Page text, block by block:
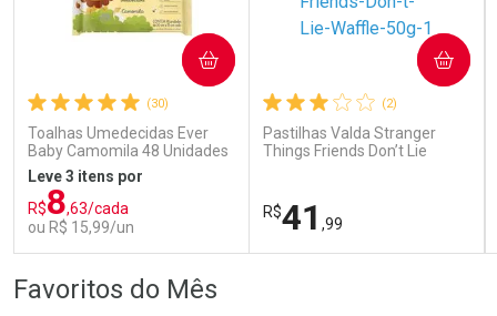
Comprar sem Desconto
Por R$ 110,99/cada
Comprar sem Desconto
Por R$ 110,99/cada
Comprar sem Desconto
Por R$ 117,99/cada
Comprar sem Desconto
Por R$ 117,99/cada
(30)
Toalhas Umedecidas Ever
Baby Camomila 48 Unidades
Leve 3 itens por
R$8,63/cada
ou R$ 15,99/un
COMPRAR
(2)
Pastilhas Valda Stranger
Things Friends Don’t Lie
R$41 ,99
COMPRAR
Favoritos do Mês